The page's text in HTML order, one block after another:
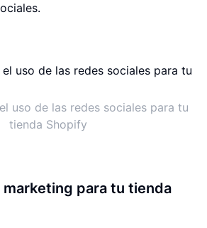
uso de las redes sociales para tu
tienda Shopify
para tu tienda